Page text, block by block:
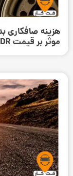
هزینه صافکاری
موثر بر قیمت PDR خودرو